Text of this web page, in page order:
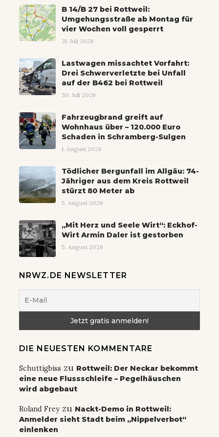
B 14/B 27 bei Rottweil:
Umgehungsstraße ab Montag für
vier Wochen voll gesperrt
31. Juli 2026
Lastwagen missachtet Vorfahrt:
Drei Schwerverletzte bei Unfall
auf der B462 bei Rottweil
30. Juli 2026
Fahrzeugbrand greift auf
Wohnhaus über – 120.000 Euro
Schaden in Schramberg-Sulgen
1. August 2026
Tödlicher Bergunfall im Allgäu: 74-
Jähriger aus dem Kreis Rottweil
stürzt 80 Meter ab
5. August 2026
„Mit Herz und Seele Wirt“: Eckhof-
Wirt Armin Daler ist gestorben
5. August 2026
NRWZ.DE NEWSLETTER
DIE NEUESTEN KOMMENTARE
Schuttigbiss zu Rottweil: Der Neckar bekommt
eine neue Flussschleife – Pegelhäuschen
wird abgebaut
Roland Frey zu Nackt-Demo in Rottweil:
Anmelder sieht Stadt beim „Nippelverbot“
einlenken